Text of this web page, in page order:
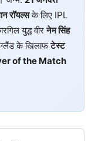
रॉयल्सके लिए IPL
युद्ध वीरनेम सिंह
के खिलाफटेस्ट
of the Match